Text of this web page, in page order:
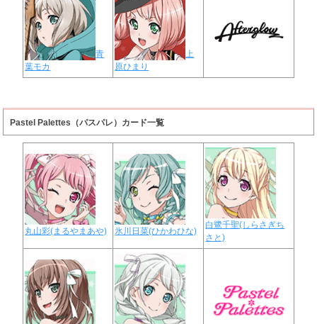
青
葉モカ
上
原ひまり
Pastel Palettes（パスパレ）カード一覧
丸山彩(まるやまあや) 氷川日菜(ひかわひな)
白鷺千聖(しらさぎち
さと)